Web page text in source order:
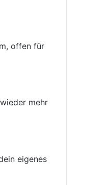
offen für
mehr
eigenes